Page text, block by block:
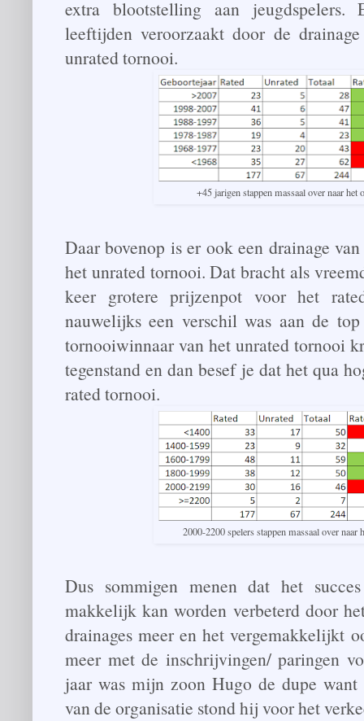
extra blootstelling aan
leeftijden veroorzaakt door de
unrated tornooi.
+45 jarigen stappen massaal over naar het
Daar bovenop is er ook een drainage
het unrated tornooi. Dat bracht als
keer grotere prijzenpot voor het
nauwelijks een verschil was aan de
tornooiwinnaar van het unrated tornooi
tegenstand en dan besef je dat het qua
rated tornooi.
2000-2200 spelers stappen massaal over naar
Dus sommigen menen dat het
makkelijk kan worden verbeterd door
drainages meer en het vergemakkelijkt
meer met de inschrijvingen/ paringen
jaar was mijn zoon Hugo de dupe
van de organisatie stond hij voor het